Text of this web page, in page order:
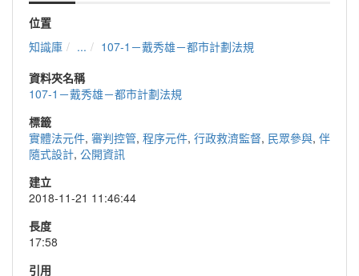
位置
知識庫
...
107-1－戴秀雄－都市計劃法規
資料夾名稱
107-1－戴秀雄－都市計劃法規
標籤
實體法元件, 審判控管, 程序元件, 行政救濟監督, 民眾參與, 伴
隨式設計, 公開資訊
建立
2018-11-21 11:46:44
長度
17:58
引用